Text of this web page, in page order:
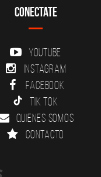
Conectate
YouTube
Instagram
Facebook
Tik Tok
Quienes somos
Contacto